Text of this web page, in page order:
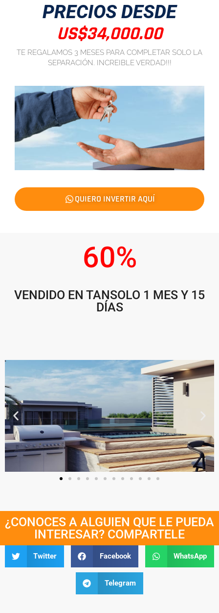
PRECIOS DESDE
US$34,000.00
TE REGALAMOS 3 MESES PARA COMPLETAR SOLO LA
SEPARACIÓN. INCREIBLE VERDAD!!!
QUIERO INVERTIR AQUÍ
60%
VENDIDO EN TANSOLO 1 MES Y 15
DÍAS
¿CONOCES A ALGUIEN QUE LE PUEDA
INTERESAR? COMPARTELE
Twitter Facebook WhatsApp
Telegram